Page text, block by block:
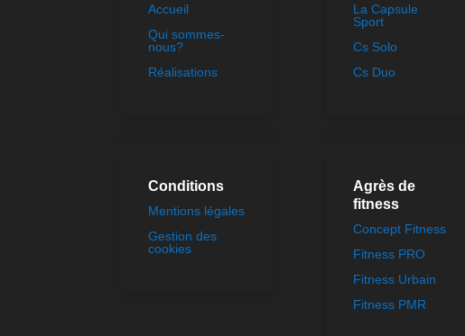
Accueil
Qui sommes-
nous?
Réalisations
Conditions
Mentions légales
Gestion des
cookies
La Capsule
Sport
Cs Solo
Cs Duo
Agrès de
fitness
Concept Fitness
Fitness PRO
Fitness Urbain
Fitness PMR